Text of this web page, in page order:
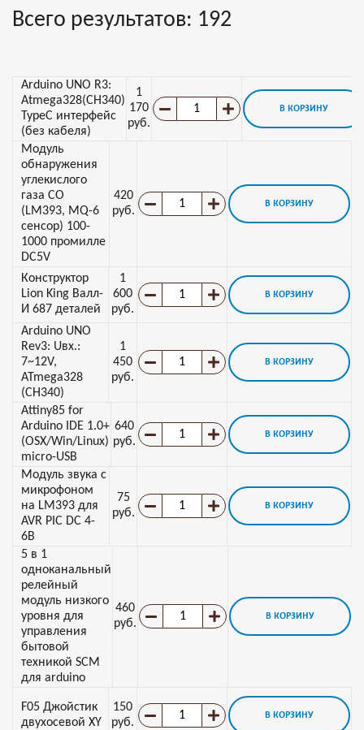
Всего результатов: 192
Arduino UNO R3:
Atmega328(CH340)
TypeC интерфейс
(без кабеля)
1
170
руб.
В КОРЗИНУ
Модуль
обнаружения
углекислого
газа CO
(LM393, MQ-6
сенсор) 100-
1000 промилле
DC5V
420
руб.
В КОРЗИНУ
Конструктор
Lion King Валл-
И 687 деталей
1
600
руб.
В КОРЗИНУ
Arduino UNO
Rev3: Uвх.:
7~12V,
ATmega328
(CH340)
1
450
руб.
В КОРЗИНУ
Attiny85 for
Arduino IDE 1.0+
(OSX/Win/Linux)
micro-USB
640
руб.
В КОРЗИНУ
Модуль звука с
микрофоном
на LM393 для
AVR PIC DC 4-
6В
75
руб.
В КОРЗИНУ
5 в 1
одноканальный
релейный
модуль низкого
уровня для
управления
бытовой
техникой SCM
для arduino
460
руб.
В КОРЗИНУ
F05 Джойстик
двухосевой XY
150
руб.
В КОРЗИНУ